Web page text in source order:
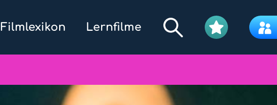
Filmlexikon Lernfilme Filmpool